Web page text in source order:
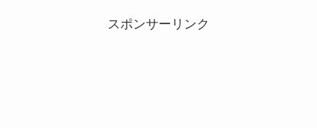
スポンサーリンク